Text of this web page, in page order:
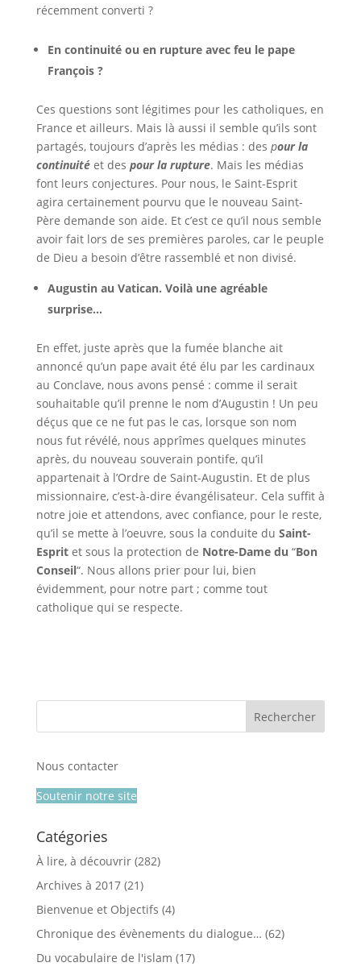
récemment converti ?
En continuité ou en rupture avec feu le pape
François ?
Ces questions sont légitimes pour les catholiques, en
France et ailleurs. Mais là aussi il semble qu’ils sont
partagés, toujours d’après les médias : des pour la
continuitéet des pour la rupture. Mais les médias
font leurs conjectures. Pour nous, le Saint-Esprit
agira certainement pourvu que le nouveau Saint-
Père demande son aide. Et c’est ce qu’il nous semble
avoir fait lors de ses premières paroles, car le peuple
de Dieu a besoin d’être rassemblé et non divisé.
Augustin au Vatican. Voilà une agréable
surprise…
En effet, juste après que la fumée blanche ait
annoncé qu’un pape avait été élu par les cardinaux
au Conclave, nous avons pensé : comme il serait
souhaitable qu’il prenne le nom d’Augustin ! Un peu
déçus que ce ne fut pas le cas, lorsque son nom
nous fut révélé, nous apprîmes quelques minutes
après, du nouveau souverain pontife, qu’il
appartenait à l’Ordre de Saint-Augustin. Et de plus
missionnaire, c’est-à-dire évangélisateur. Cela suffit à
notre joie et attendons, avec confiance, pour le reste,
qu’il se mette à l’oeuvre, sous la conduite du Saint-
Espritet sous la protection de Notre-Dame du “Bon
Conseil“. Nous allons prier pour lui, bien
évidemment, pour notre part ; comme tout
catholique qui se respecte.
Nous contacter
Soutenir notre site
Catégories
À lire, à découvrir(282)
Archives à 2017(21)
Bienvenue et Objectifs (4)
Chronique des évènements du dialogue… (62)
Du vocabulaire de l'islam (17)